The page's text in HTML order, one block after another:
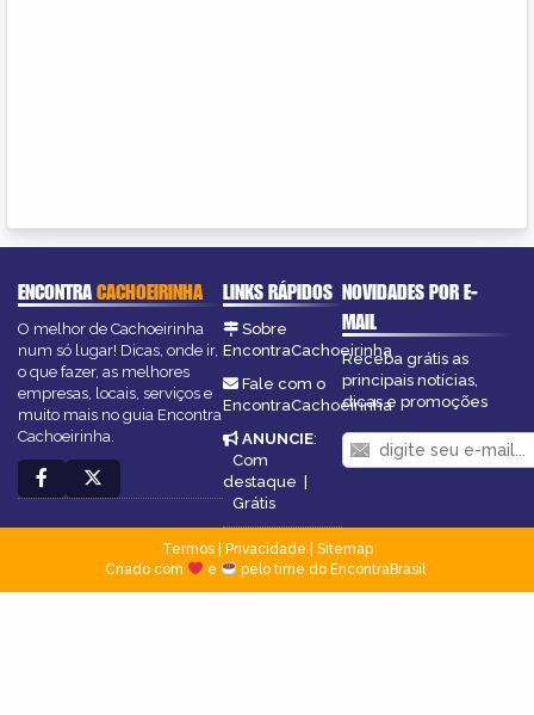
ENCONTRACACHOEIRINHA
O melhor de Cachoeirinha
num só lugar! Dicas, onde ir,
o que fazer, as melhores
empresas, locais, serviços e
muito mais no guia Encontra
Cachoeirinha.
LINKS RÁPIDOS
Sobre
EncontraCachoeirinha
Fale com o
EncontraCachoeirinha
ANUNCIE:
Com
destaque
Grátis
NOVIDADES POR E-
MAIL
Receba grátis as
principais notícias,
dicas e promoções
Termos| Privacidade
Sitemap
Criado com
e pelo time do EncontraBrasil